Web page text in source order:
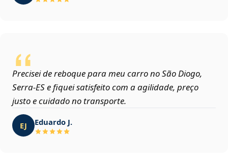
Precisei de reboque para meu carro no São Diogo,
Serra‑ES e fiquei satisfeito com a agilidade, preço
justo e cuidado no transporte.
EJ Eduardo J.